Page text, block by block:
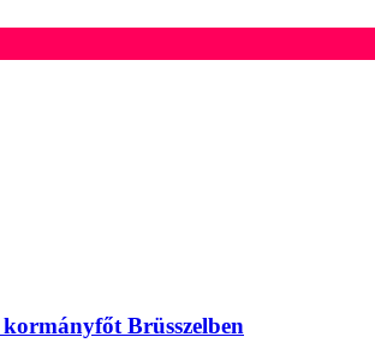
Brüsszelben